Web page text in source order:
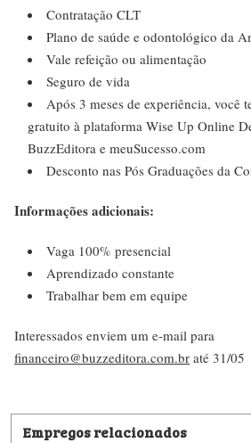
Contratação CLT
Plano de saúde e odontológico da
Vale refeição ou alimentação
Seguro de vida
Após 3 meses de experiência, você
gratuito à plataforma Wise Up Online
BuzzEditora e meuSucesso.com
Desconto nas Pós Graduações da
Informações adicionais:
Vaga 100% presencial
Aprendizado constante
Trabalhar bem em equipe
Interessados enviem um e-mail para
financeiro@buzzeditora.com.br até 31/05
Empregos relacionados